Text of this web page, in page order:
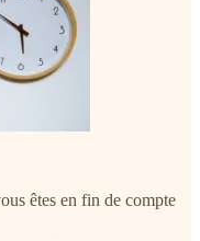
êtes en fin de compte